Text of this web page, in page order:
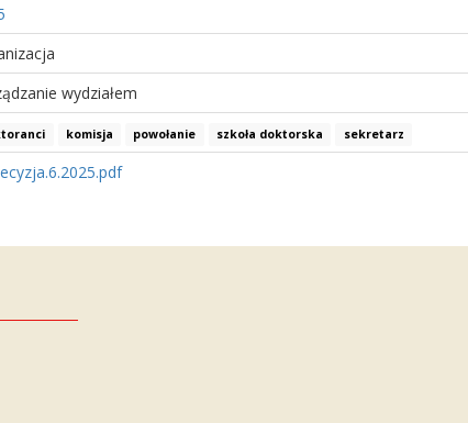
wydziałem
komisja powołanie szkoła doktorska sekretarz